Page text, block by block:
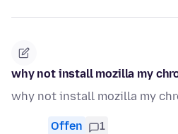
why not install mozilla my
why not install mozilla my
Offen 1